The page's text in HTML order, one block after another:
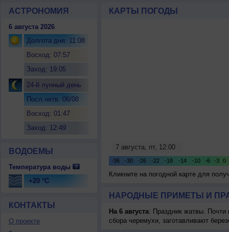
АСТРОНОМИЯ
6 августа 2026
Долгота дня: 11:08
Восход: 07:57
Заход: 19:05
24-й лунный день
Посл.четв. 06/08
Восход: 01:47
Заход: 12:49
ВОДОЕМЫ
Температура воды
+20 °C
КОНТАКТЫ
О проекте
КАРТЫ ПОГОДЫ
Кликните на погодной карте для
НАРОДНЫЕ ПРИМЕТЫ И
На 6 августа: Праздник жатвы. Почти
сбора черемухи, заготавливают